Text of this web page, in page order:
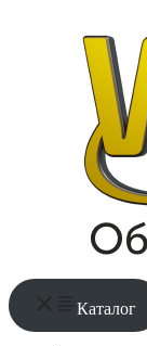
Каталог